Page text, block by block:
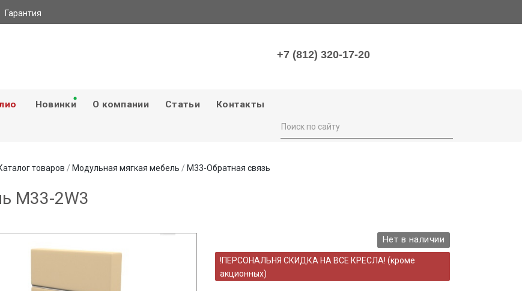
Гарантия
+7 (812) 320-17-20
Новинки О компании Статьи Контакты
товаров / Модульная мягкая мебель / М33-Обратная связь
M33-2W3
Нет в наличии
!ПЕРСОНАЛЬНЯ СКИДКА НА ВСЕ КРЕСЛА! (кроме
акционных)